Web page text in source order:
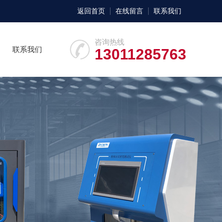
返回首页 在线留言 联系我们
咨询热线
13011285763
联系我们